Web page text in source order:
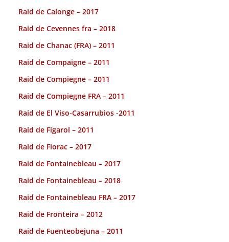
Raid de Calonge – 2017
Raid de Cevennes fra – 2018
Raid de Chanac (FRA) – 2011
Raid de Compaigne – 2011
Raid de Compiegne – 2011
Raid de Compiegne FRA – 2011
Raid de El Viso-Casarrubios -2011
Raid de Figarol – 2011
Raid de Florac – 2017
Raid de Fontainebleau – 2017
Raid de Fontainebleau – 2018
Raid de Fontainebleau FRA – 2017
Raid de Fronteira – 2012
Raid de Fuenteobejuna – 2011